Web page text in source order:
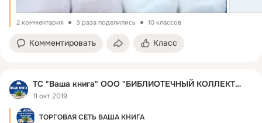
2 комментария 3 раза поделились 10 классов
Комментировать Класс
ТС "Ваша книга" ООО "БИБЛИОТЕЧНЫЙ КОЛЛЕКТОР"
11 окт 2019
ТОРГОВАЯ СЕТЬ ВАША КНИГА